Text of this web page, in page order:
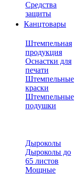
Средства
защиты
Канцтовары
Штемпельная
продукция
Оснастки для
печати
Штемпельные
краски
Штемпельные
подушки
Дыроколы
Дыроколы до
65 листов
Мощные